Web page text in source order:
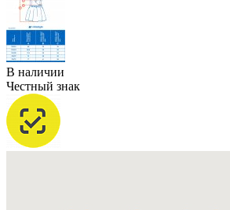
В наличии
Честный знак